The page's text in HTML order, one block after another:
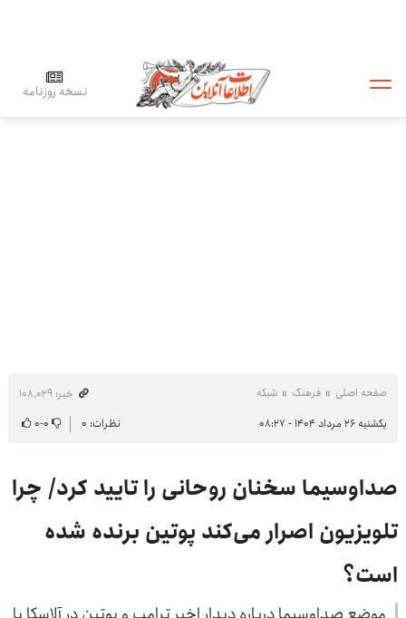
نسخه روزنامه
صفحه اصلی فرهنگ شبکه
خبر: ۱۰۸٬۰۲۹
یکشنبه ۲۶ مرداد ۱۴۰۴ - ۰۸:۲۷
نظرات: ۰ ۰-۰
صداوسیما سخنان روحانی را تایید کرد/ چرا
تلویزیون اصرار می‌کند پوتین برنده شده
است؟